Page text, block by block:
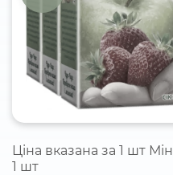
Ціна вказана за 1 шт
1 шт